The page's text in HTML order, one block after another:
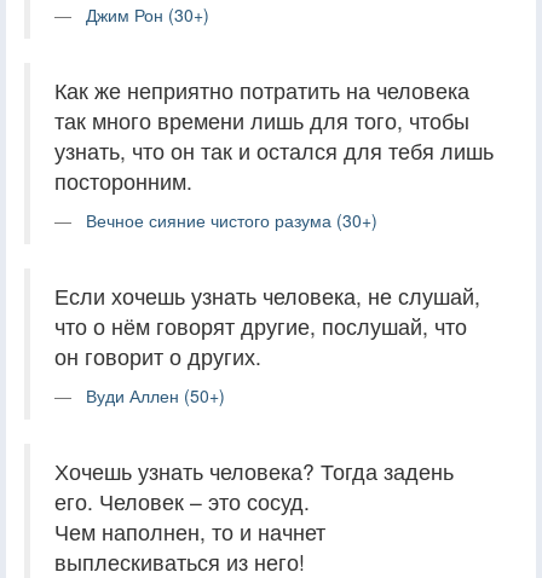
Джим Рон (30+)
Как же неприятно потратить на человека
так много времени лишь для того, чтобы
узнать, что он так и остался для тебя лишь
посторонним.
Вечное сияние чистого разума (30+)
Если хочешь узнать человека, не слушай,
что о нём говорят другие, послушай, что
он говорит о других.
Вуди Аллен (50+)
Хочешь узнать человека? Тогда задень
его. Человек – это сосуд.
Чем наполнен, то и начнет
выплескиваться из него!